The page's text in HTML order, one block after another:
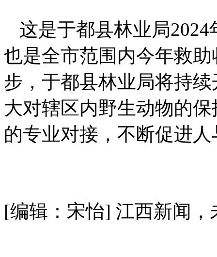
这是于都县林业局
也是全市范围内今年救
步，于都县林业局将持
大对辖区内野生动物的
的专业对接，不断促进
[编辑：宋怡] 江西新闻，